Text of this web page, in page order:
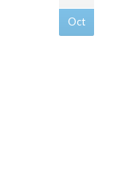
Oct